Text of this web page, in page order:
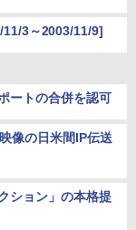
3～2003/11/9]
ートの合併を認可
像の日米間IP伝送
ション」の本格提